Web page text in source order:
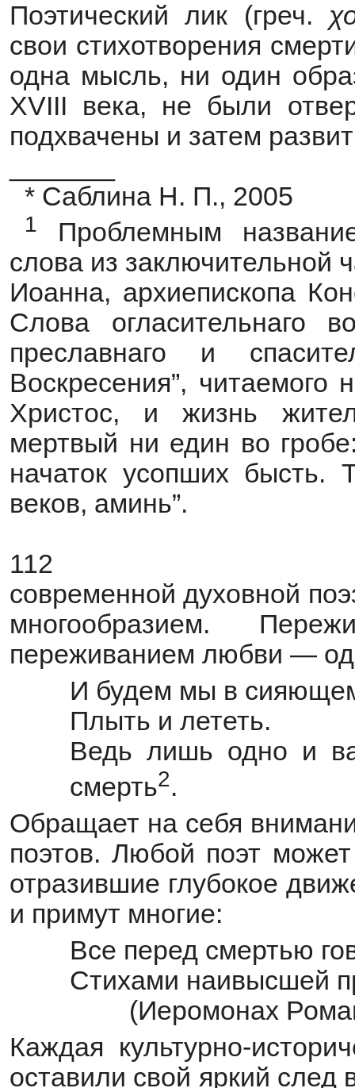
Поэтический лик (греч.
свои стихотворения
одна мысль, ни один
ХVIII века, не были
подхвачены и затем
* Саблина Н. П., 2005
1
Проблемным
слова из заключительной
Иоанна, архиепископа
Слова огласительнаго
преславнаго и
Воскресения”, читаемого
Христос, и жизнь
мертвый ни един во
начаток усопших
веков, аминь”.
112
современной духовной
многообразием.
переживанием любви —
И будем мы в
Плыть и лететь.
Ведь лишь одно и
смерть2.
Обращает на себя
поэтов. Любой поэт
отразившие глубокое
и примут многие:
Все перед смертью
Стихами наивысшей
(Иеромонах
Каждая культурно-
оставили свой яркий след